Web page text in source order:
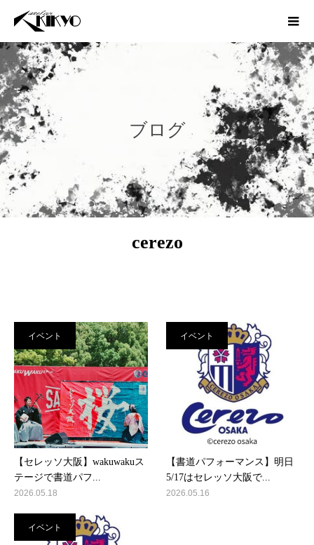
ブログ
cerezo
イベント
【セレッソ大阪】wakuwakuス
テージで書道パフ...
2026.05.18
イベント
【書道パフォーマンス】明日
5/17はセレッソ大阪で...
2026.05.16
イベント